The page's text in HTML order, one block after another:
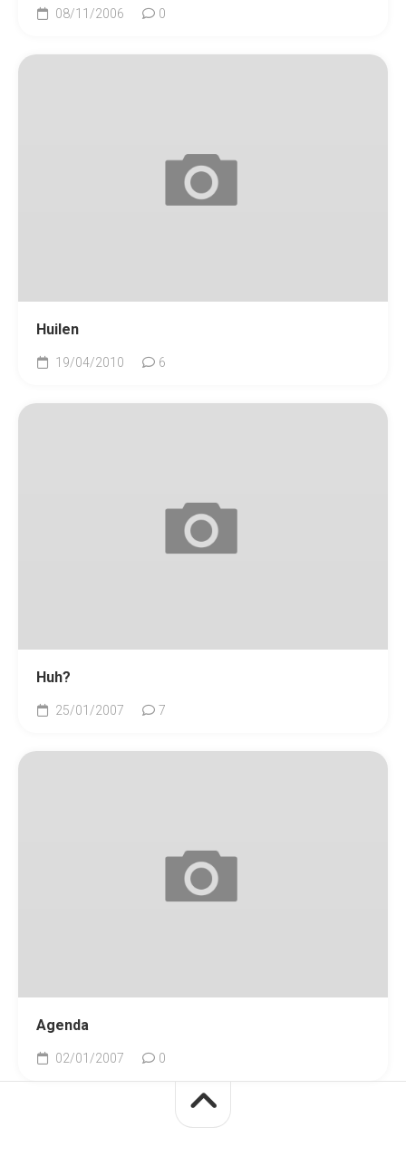
08/11/2006 0
Huilen
19/04/2010 6
Huh?
25/01/2007 7
Agenda
02/01/2007 0